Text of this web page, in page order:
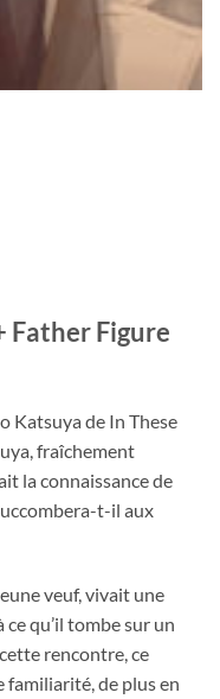
Father Figure
Katsuya de In These
fraîchement
la connaissance de
t-il aux
veuf, vivait une
qu’il tombe sur un
rencontre, ce
familiarité, de plus en